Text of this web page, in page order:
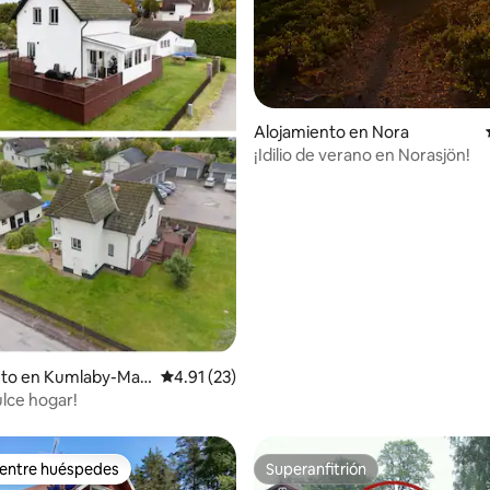
en Kumlaby-Mal
Calificación promedio: 4.91 de 5, 23 reseñas
4.91 (23)
hogar!
Alojamiento en Nora
¡Idilio de verano en Norasjön!
huéspedes
huéspedes Superanfitrión
Superanfitrión